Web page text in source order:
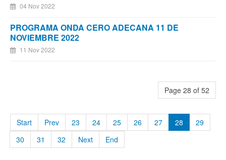
04 Nov 2022
PROGRAMA ONDA CERO ADECANA 11 DE
NOVIEMBRE 2022
11 Nov 2022
Page 28 of 52
Start Prev 23 24 25 26 27 28
29
30
31 32 Next End